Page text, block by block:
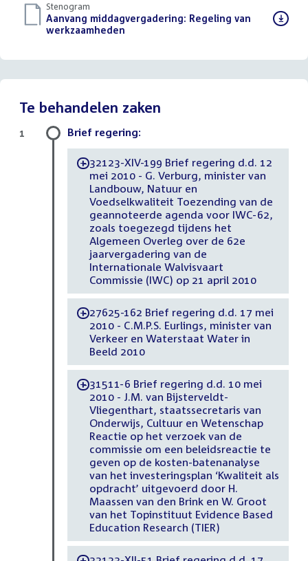
Stenogram
Download
bestand:
Aanvang middagvergadering: Regeling van
werkzaamheden
Te behandelen zaken
Brief regering:
-32123-XIV-199 Brief regering d.d. 12
mei 2010 - G. Verburg, minister van
Landbouw, Natuur en
Voedselkwaliteit Toezending van de
geannoteerde agenda voor IWC-62,
zoals toegezegd tijdens het
Algemeen Overleg over de 62e
jaarvergadering van de
Internationale Walvisvaart
Commissie (IWC) op 21 april 2010
-27625-162 Brief regering d.d. 17 mei
2010 - C.M.P.S. Eurlings, minister van
Verkeer en Waterstaat Water in
Beeld 2010
-31511-6 Brief regering d.d. 10 mei
2010 - J.M. van Bijsterveldt-
Vliegenthart, staatssecretaris van
Onderwijs, Cultuur en Wetenschap
Reactie op het verzoek van de
commissie om een beleidsreactie te
geven op de kosten-batenanalyse
van het investeringsplan ‘Kwaliteit als
opdracht’ uitgevoerd door H.
Maassen van den Brink en W. Groot
van het Topinstituut Evidence Based
Education Research (TIER)
1